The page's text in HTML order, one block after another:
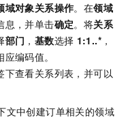
域对象关系操作。在领域
息，并单击确定。将关系
部门 ， 基数选择 1:1..* ，
应编码值。
下查看关系列表，并可以
文中创建订单相关的领域